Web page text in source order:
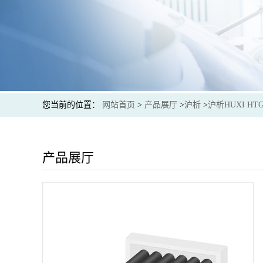
您当前的位置： 网站首页 > 产品展厅 >沪析 >沪析HUXI
产品展厅